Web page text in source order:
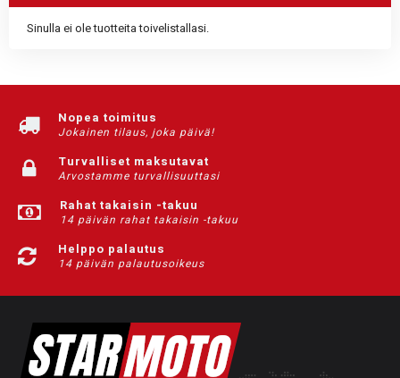
Sinulla ei ole tuotteita toivelistallasi.
Nopea toimitus
Jokainen tilaus, joka päivä!
Turvalliset maksutavat
Arvostamme turvallisuuttasi
Rahat takaisin -takuu
14 päivän rahat takaisin -takuu
Helppo palautus
14 päivän palautusoikeus